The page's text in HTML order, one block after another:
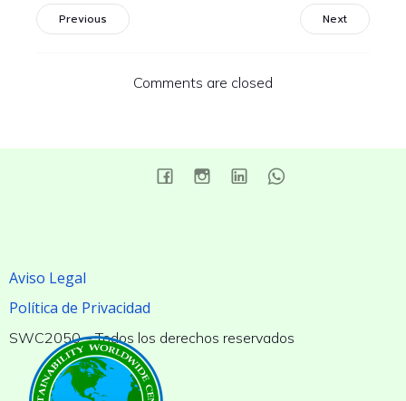
Previous Next
Comments are closed
Aviso Legal
Política de Privacidad
SWC2050 – Todos los derechos reservados